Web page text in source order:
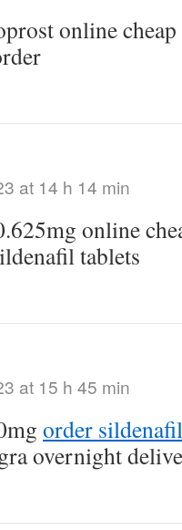
online cheap
at 14 h 14 min
online
tablets
at 15 h 45 min
order
overnight